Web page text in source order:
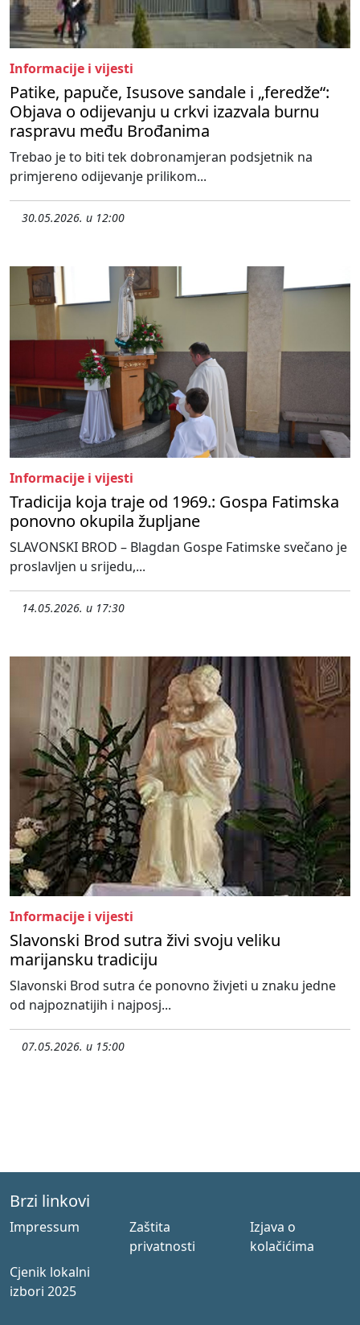
Informacije i vijesti
Patike, papuče, Isusove sandale i „feredže“:
Objava o odijevanju u crkvi izazvala burnu
raspravu među Brođanima
Trebao je to biti tek dobronamjeran podsjetnik na
primjereno odijevanje prilikom...
30.05.2026. u 12:00
Informacije i vijesti
Tradicija koja traje od 1969.: Gospa Fatimska
ponovno okupila župljane
SLAVONSKI BROD – Blagdan Gospe Fatimske svečano je
proslavljen u srijedu,...
14.05.2026. u 17:30
Informacije i vijesti
Slavonski Brod sutra živi svoju veliku
marijansku tradiciju
Slavonski Brod sutra će ponovno živjeti u znaku jedne
od najpoznatijih i najposj...
07.05.2026. u 15:00
Brzi linkovi
Impressum
Zaštita
privatnosti
Izjava o
kolačićima
Cjenik lokalni
izbori 2025